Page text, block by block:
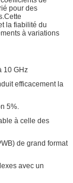
pour des
la fiabilité du
à variations
10 GHz
efficacement la
5%.
à celle des
de grand format
avec un